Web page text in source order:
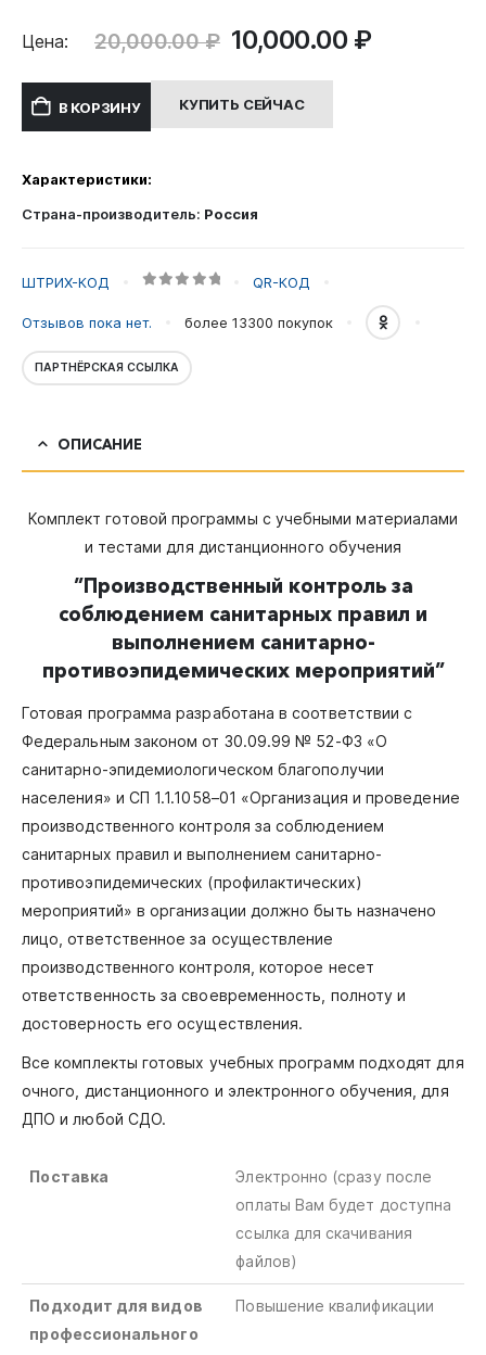
Цена: 20,000.00₽ Первоначальная
составляла
20,000.00 ₽.
10,000.00 ₽Текущая
В КОРЗИНУ КУПИТЬ СЕЙЧАС
Характеристики:
Страна-производитель: Россия
ШТРИХ-КОД QR-КОД
Отзывов пока нет. более 13300 покупок
ПАРТНЁРСКАЯ ССЫЛКА
ОПИСАНИЕ
Комплект готовой программы с учебными материалами
и тестами для дистанционного обучения
”Производственный контроль за
соблюдением санитарных правил и
выполнением санитарно-
противоэпидемических мероприятий”
Готовая программа разработана в соответствии с
Федеральным законом от 30.09.99 № 52-ФЗ «О
санитарно-эпидемиологическом благополучии
населения» и СП 1.1.1058–01 «Организация и проведение
производственного контроля за соблюдением
санитарных правил и выполнением санитарно-
противоэпидемических (профилактических)
мероприятий» в организации должно быть назначено
лицо, ответственное за осуществление
производственного контроля, которое несет
ответственность за своевременность, полноту и
достоверность его осуществления.
Все комплекты готовых учебных программ подходят для
очного, дистанционного и электронного обучения, для
ДПО и любой СДО.
Поставка
Электронно (сразу после
оплаты Вам будет доступна
ссылка для скачивания
файлов)
Подходит для видов
профессионального
Повышение квалификации